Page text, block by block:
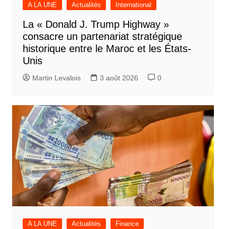
A LA UNE Actualités International
La « Donald J. Trump Highway »
consacre un partenariat stratégique
historique entre le Maroc et les États-
Unis
Martin Levalois 3 août 2026 0
A LA UNE Actualités Finance